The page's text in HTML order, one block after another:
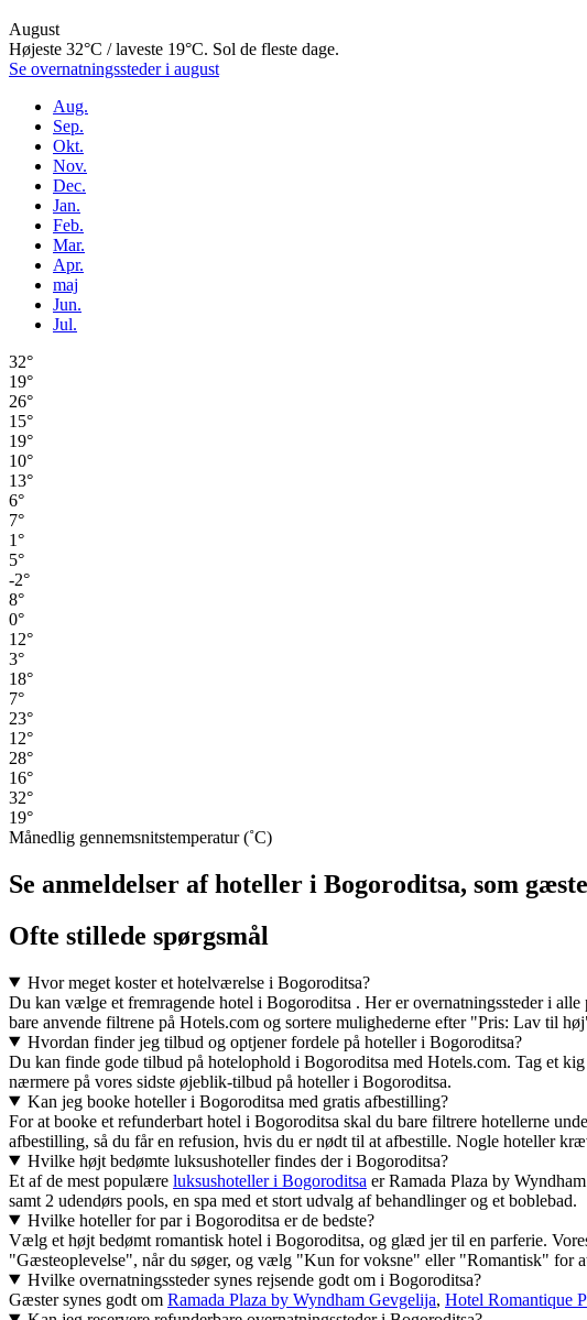
August
Højeste 32°C / laveste 19°C. Sol de fleste dage.
Se overnatningssteder i august
Aug.
Sep.
Okt.
Nov.
Dec.
Jan.
Feb.
Mar.
Apr.
maj
Jun.
Jul.
32°
19°
26°
15°
19°
10°
13°
6°
7°
1°
5°
-2°
8°
0°
12°
3°
18°
7°
23°
12°
28°
16°
32°
19°
Månedlig gennemsnitstemperatur (˚C)
Se anmeldelser af hoteller i Bogoroditsa, som
Ofte stillede spørgsmål
Hvor meget koster et hotelværelse i Bogoroditsa?
Du kan vælge et fremragende hotel i Bogoroditsa . Her er overnatningssteder i
bare anvende filtrene på Hotels.com og sortere mulighederne efter "Pris: Lav til
Hvordan finder jeg tilbud og optjener fordele på hoteller i Bogoroditsa?
Du kan finde gode tilbud på hotelophold i Bogoroditsa med Hotels.com. Tag et
nærmere på vores sidste øjeblik-tilbud på hoteller i Bogoroditsa.
Kan jeg booke hoteller i Bogoroditsa med gratis afbestilling?
For at booke et refunderbart hotel i Bogoroditsa skal du bare filtrere hotellerne
afbestilling, så du får en refusion, hvis du er nødt til at afbestille. Nogle hoteller
Hvilke højt bedømte luksushoteller findes der i Bogoroditsa?
Et af de mest populære luksushoteller i Bogoroditsa er Ramada Plaza by
samt 2 udendørs pools, en spa med et stort udvalg af behandlinger og et boblebad.
Hvilke hoteller for par i Bogoroditsa er de bedste?
Vælg et højt bedømt romantisk hotel i Bogoroditsa, og glæd jer til en parferie.
"Gæsteoplevelse", når du søger, og vælg "Kun for voksne" eller "Romantisk" for
Hvilke overnatningssteder synes rejsende godt om i Bogoroditsa?
Gæster synes godt om Ramada Plaza by Wyndham Gevgelija, Hotel Romantique